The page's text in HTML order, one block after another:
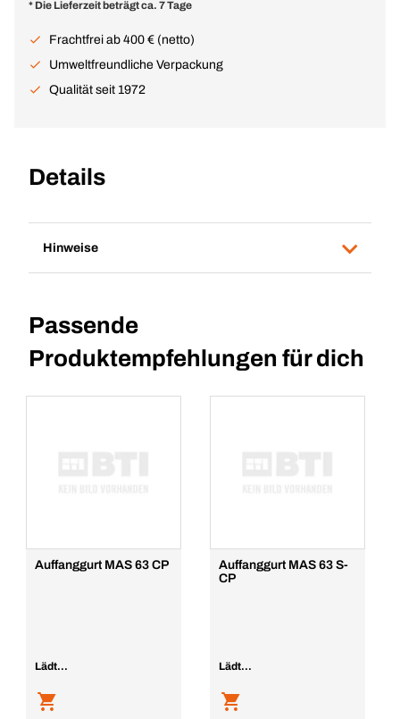
* Die Lieferzeit beträgt ca. 7 Tage
Frachtfrei ab 400 € (netto)
Umweltfreundliche Verpackung
Qualität seit 1972
Details
Hinweise
Passende
Produktempfehlungen für dich
Auffanggurt MAS 63 CP
Lädt...
Auffanggurt MAS 63 S-
CP
Lädt...